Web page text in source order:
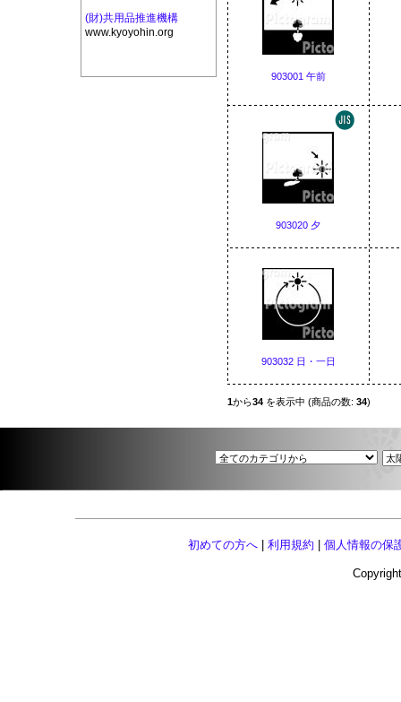
(財)共用品推進機構
www.kyoyohin.org
903001 午前
903020 夕
903032 日・一日
1から34を表示中 (商品の数: 34)
初めての方へ 利用規約 個人情報の保